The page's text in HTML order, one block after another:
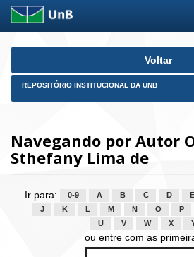
Skip
Voltar
REPOSITÓRIO INSTITUCIONAL DA UNB
Navegando por Autor
Sthefany Lima de
Ir para: 0-9 A B C D E
J
K L M N O P
U
V W X
ou entre com as